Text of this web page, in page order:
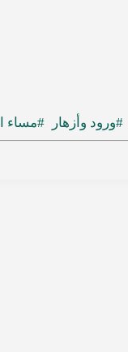
#ورود وأزهار #مساء